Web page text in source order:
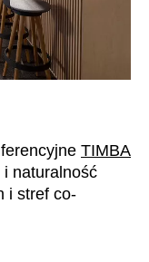
TIMBA
naturalność
i stref co-